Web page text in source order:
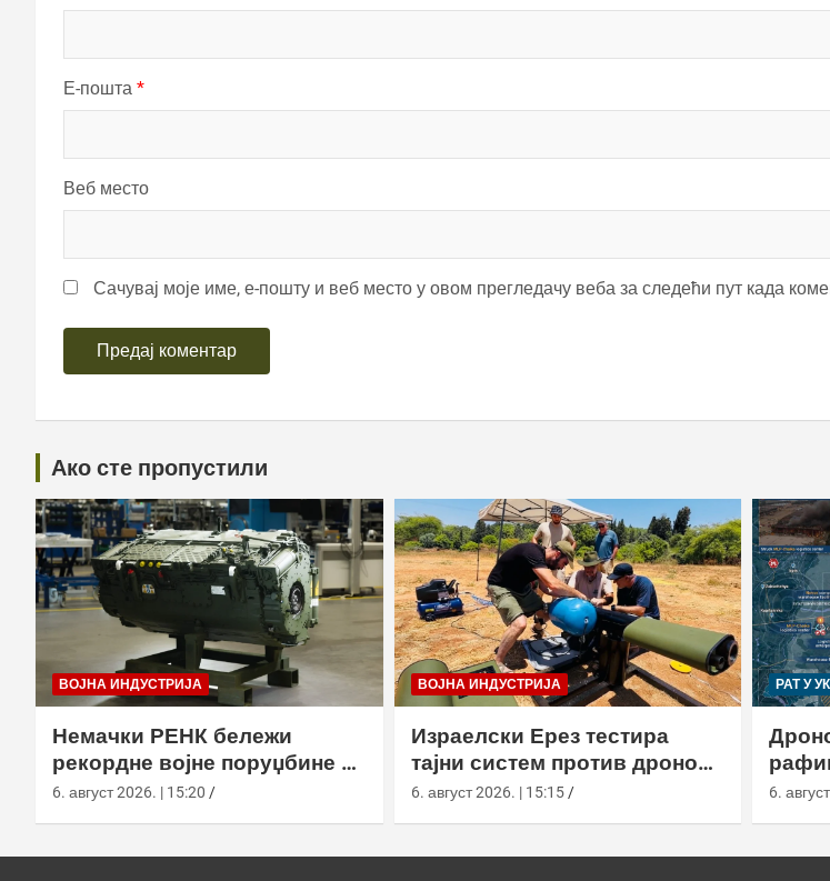
Е-пошта *
Веб место
Сачувај моје име, е-пошту и веб место у овом прегледачу веба за следећи пут када
Ако сте пропустили
ВОЈНА ИНДУСТРИЈА
Немачки РЕНК бележи
рекордне војне поруџбине у
2026. години
6. август 2026. | 15:20
ВОЈНА ИНДУСТРИЈА
Израелски Ерез тестира
тајни систем против дронова
са капсулом и лансером
6. август 2026. | 15:15
РАТ У
6.